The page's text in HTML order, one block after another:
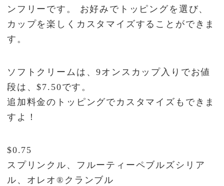
ンフリーです。 お好みでトッピングを選び、
カップを楽しくカスタマイズすることができま
す。
ソフトクリームは、9オンスカップ入りでお値
段は、$7.50です。
追加料金のトッピングでカスタマイズもできま
すよ！
$0.75
スプリンクル、フルーティーペブルズシリア
ル、オレオ®クランブル